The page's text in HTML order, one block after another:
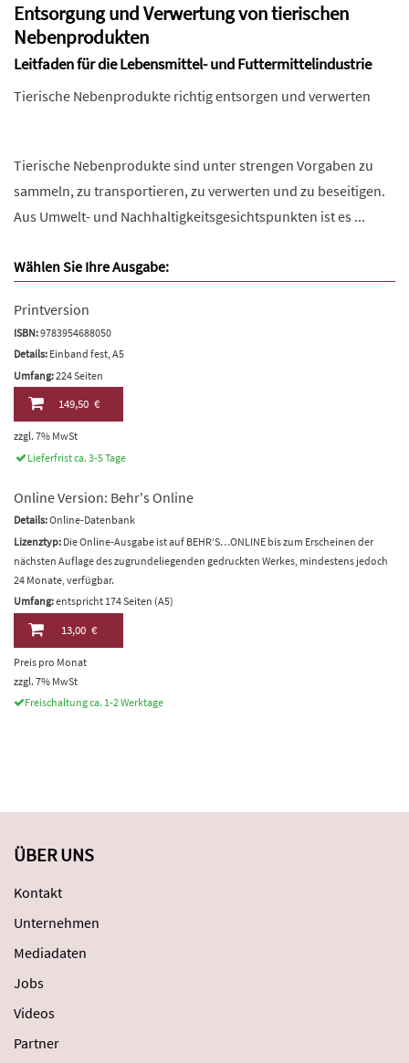
Entsorgung und Verwertung von tierischen
Nebenprodukten
Leitfaden für die Lebensmittel- und Futtermittelindustrie
Tierische Nebenprodukte richtig entsorgen und verwerten
Tierische Nebenprodukte sind unter strengen Vorgaben zu
sammeln, zu transportieren, zu verwerten und zu beseitigen.
Aus Umwelt- und Nachhaltigkeitsgesichtspunkten ist es ...
Wählen Sie Ihre Ausgabe:
Printversion
ISBN:9783954688050
Details: Einband fest, A5
Umfang:224 Seiten
149,50 €
zzgl. 7% MwSt
Lieferfrist ca. 3-5 Tage
Online Version: Behr's Online
Details:Online-Datenbank
Lizenztyp: Die Online-Ausgabe ist auf BEHR’S…ONLINE bis zum Erscheinen der
nächsten Auflage des zugrundeliegenden gedruckten Werkes, mindestens jedoch
24 Monate, verfügbar.
Umfang:entspricht 174 Seiten (A5)
13,00 €
Preis pro Monat
zzgl. 7% MwSt
Freischaltung ca. 1-2 Werktage
ÜBER UNS
Kontakt
Unternehmen
Mediadaten
Jobs
Videos
Partner